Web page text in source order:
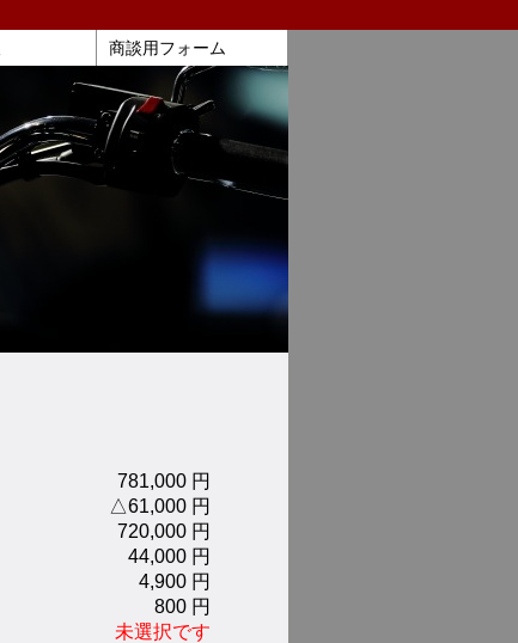
商談用フォーム
781,000 円
△61,000 円
720,000 円
44,000 円
4,900 円
800 円
未選択です